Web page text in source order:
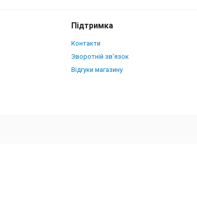
Підтримка
Контакти
Зворотній зв'язок
Відгуки магазину